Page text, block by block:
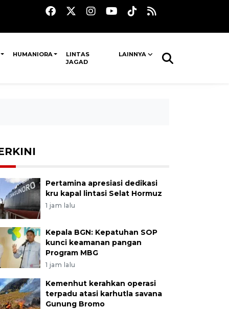
HUMANIORA
LINTAS
JAGAD
LAINNYA
Pertamina apresiasi dedikasi
kru kapal lintasi Selat Hormuz
1 jam lalu
Kepala BGN: Kepatuhan SOP
kunci keamanan pangan
Program MBG
1 jam lalu
Kemenhut kerahkan operasi
terpadu atasi karhutla savana
Gunung Bromo